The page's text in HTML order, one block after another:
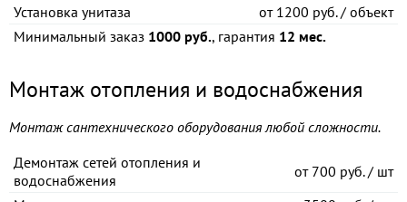
Установка унитаза
от1200 руб. / объект
Минимальный заказ 1000 руб., гарантия 12 мес.
Монтаж отопления и водоснабжения
Монтаж сантехнического оборудования любой сложности.
Демонтаж сетей отопления и
водоснабжения
от700 руб. / шт